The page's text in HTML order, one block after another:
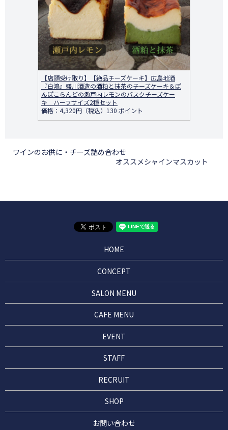
【店頭受け取り】【絶品チーズケーキ】広島地酒
『白鴻』盛川酒造の酒粕と抹茶のチーズケーキ＆ぽ
んぽこらんどの瀬戸内レモンのバスクチーズケー
キ ハーフサイズ2種セット
価格：4,320円（税込）130 ポイント
ワインのお供に・チーズ詰め合わせ
オススメシャインマスカット
HOME
CONCEPT
SALON MENU
CAFE MENU
EVENT
STAFF
RECRUIT
SHOP
お問い合わせ